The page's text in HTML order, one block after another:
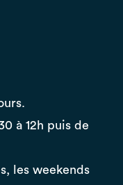
à 12h puis de
les weekends